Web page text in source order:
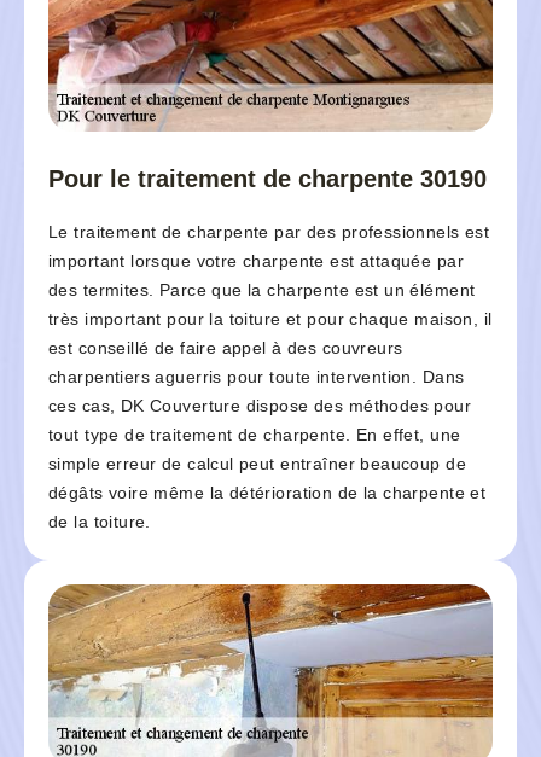
Pour le traitement de charpente 30190
Le traitement de charpente par des professionnels est
important lorsque votre charpente est attaquée par
des termites. Parce que la charpente est un élément
très important pour la toiture et pour chaque maison, il
est conseillé de faire appel à des couvreurs
charpentiers aguerris pour toute intervention. Dans
ces cas, DK Couverture dispose des méthodes pour
tout type de traitement de charpente. En effet, une
simple erreur de calcul peut entraîner beaucoup de
dégâts voire même la détérioration de la charpente et
de la toiture.